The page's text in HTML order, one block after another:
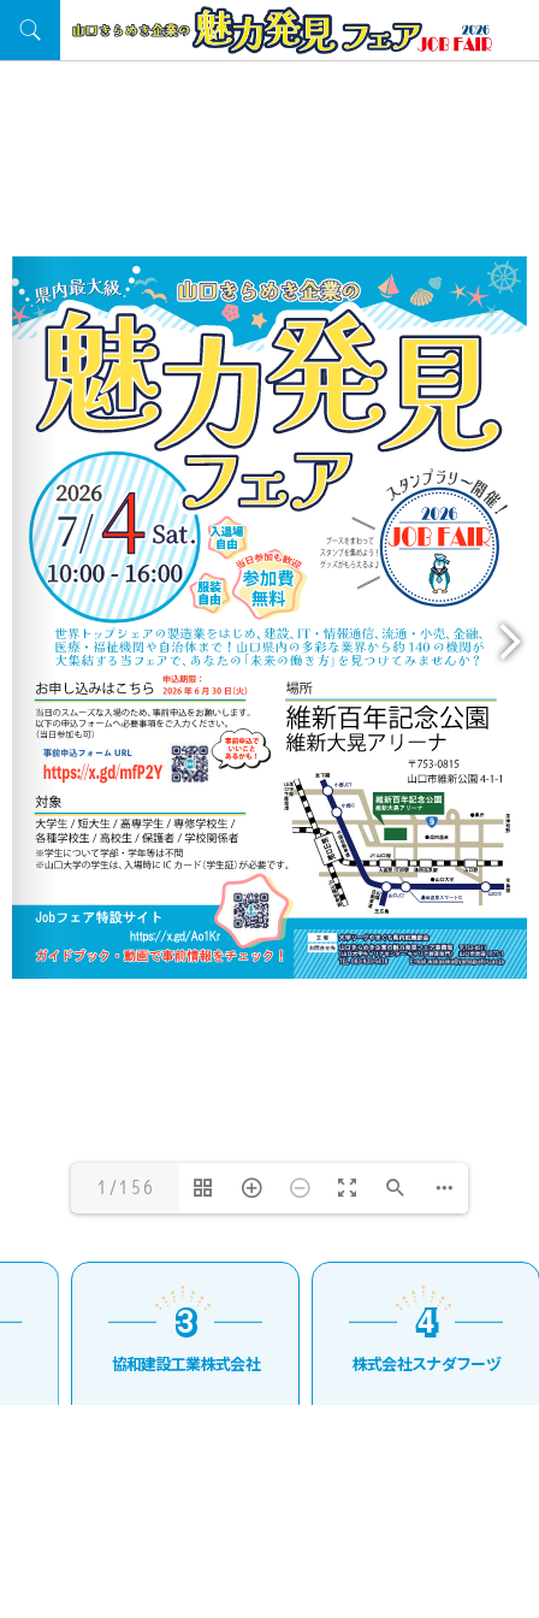
1/156
3
3
協和建設工業株式会社
4
4
株式会社スナダフーヅ